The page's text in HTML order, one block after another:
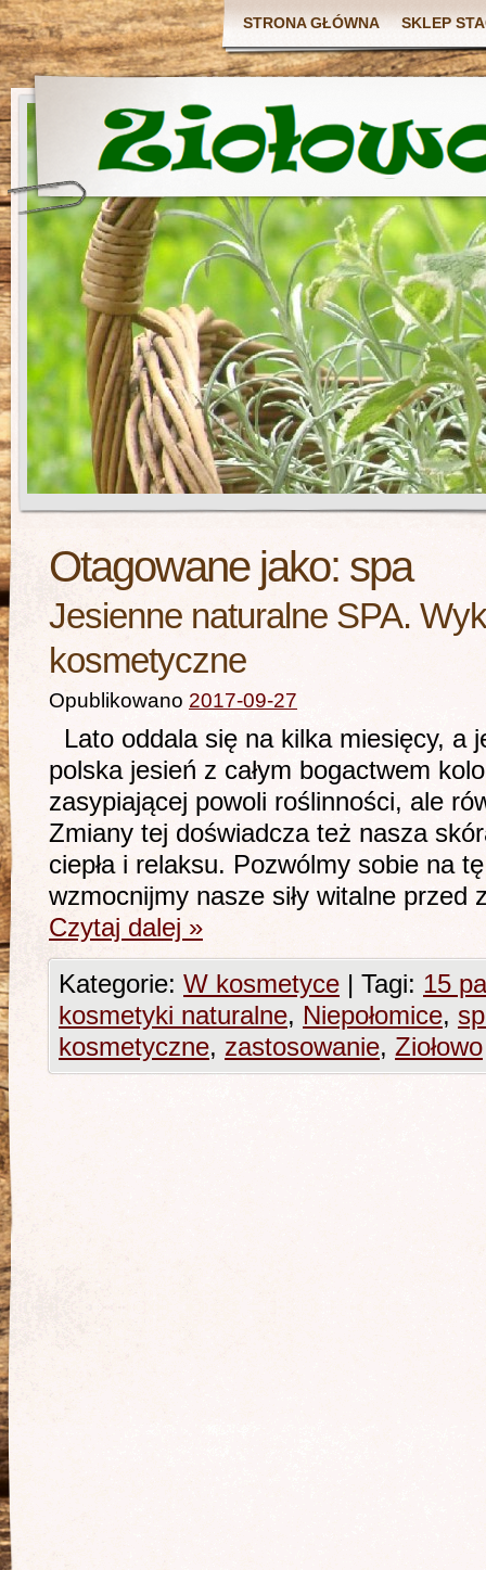
STRONA GŁÓWNA SKLEP
Otagowane jako: spa
Jesienne naturalne SPA.
kosmetyczne
Opublikowano 2017-09-27
Lato oddala się na kilka miesięcy, a
polska jesień z całym bogactwem
zasypiającej powoli roślinności, ale
Zmiany tej doświadcza też nasza
ciepła i relaksu. Pozwólmy sobie na
wzmocnijmy nasze siły witalne
Czytaj dalej »
Kategorie: W kosmetyce | Tagi: 15
kosmetyki naturalne, Niepołomice,
kosmetyczne, zastosowanie, Ziołowo